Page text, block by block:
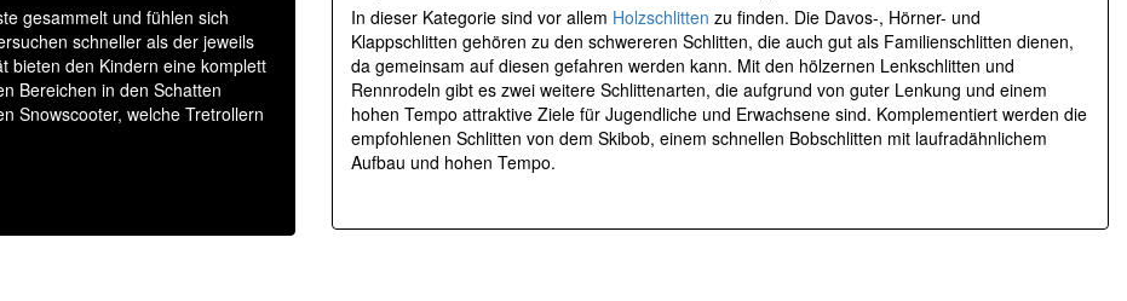
gesammelt und fühlen sich
schneller als der jeweils
bieten den Kindern eine komplett
Bereichen in den Schatten
Snowscooter, welche Tretrollern
In dieser Kategorie sind vor allem Holzschlitten zu finden. Die Davos-, Hörner- und
Klappschlitten gehören zu den schwereren Schlitten, die auch gut als Familienschlitten dienen,
da gemeinsam auf diesen gefahren werden kann. Mit den hölzernen Lenkschlitten und
Rennrodeln gibt es zwei weitere Schlittenarten, die aufgrund von guter Lenkung und einem
hohen Tempo attraktive Ziele für Jugendliche und Erwachsene sind. Komplementiert werden die
empfohlenen Schlitten von dem Skibob, einem schnellen Bobschlitten mit laufradähnlichem
Aufbau und hohen Tempo.